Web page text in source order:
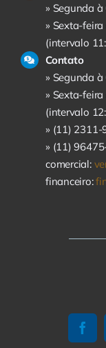
» Segunda
» Sexta-
(intervalo
Contato
» Segunda
» Sexta-
(intervalo
» (11) 2311-
» (11)
comercial:
financeiro: